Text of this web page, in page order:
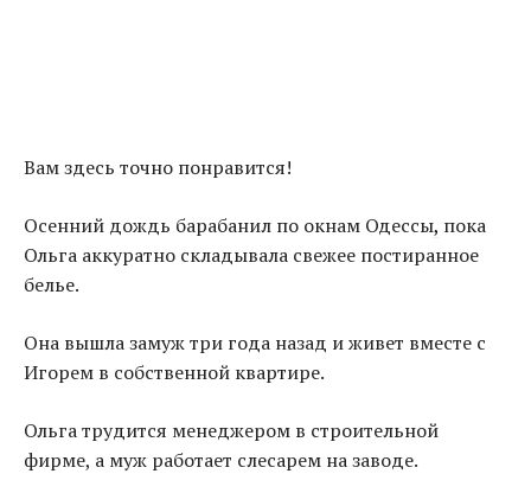
Вам здесь точно понравится!
Осенний дождь барабанил по окнам Одессы, пока
Ольга аккуратно складывала свежее постиранное
белье.
Она вышла замуж три года назад и живет вместе с
Игорем в собственной квартире.
Ольга трудится менеджером в строительной
фирме, а муж работает слесарем на заводе.